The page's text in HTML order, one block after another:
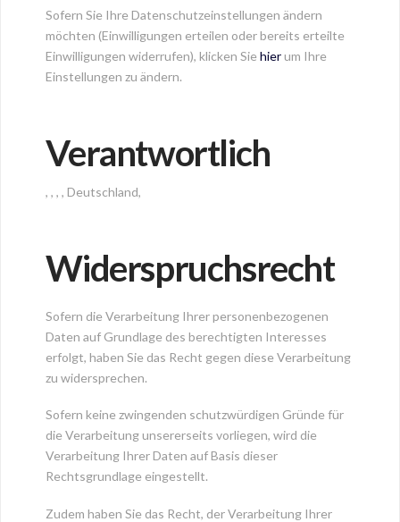
Sofern Sie Ihre Datenschutzeinstellungen ändern
möchten (Einwilligungen erteilen oder bereits erteilte
Einwilligungen widerrufen), klicken Siehierum Ihre
Einstellungen zu ändern.
Verantwortlich
, , , , Deutschland,
Widerspruchsrecht
Sofern die Verarbeitung Ihrer personenbezogenen
Daten auf Grundlage des berechtigten Interesses
erfolgt, haben Sie das Recht gegen diese Verarbeitung
zu widersprechen.
Sofern keine zwingenden schutzwürdigen Gründe für
die Verarbeitung unsererseits vorliegen, wird die
Verarbeitung Ihrer Daten auf Basis dieser
Rechtsgrundlage eingestellt.
Zudem haben Sie das Recht, der Verarbeitung Ihrer